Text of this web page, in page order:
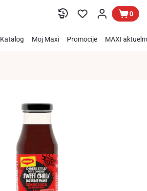
0
Katalog Moj Maxi Promocije MAXI